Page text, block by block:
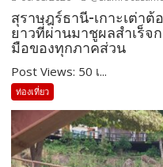
สุราษฎร์ธานี-เกาะเต่า
ยาวที่ผ่านมาชูผลสำเร็จ
มือของทุกภาคส่วน
Post Views: 50 เ...
ท่องเที่ยว